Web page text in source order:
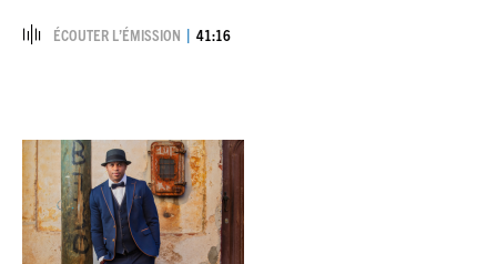
ÉCOUTER L’ÉMISSION 41:16